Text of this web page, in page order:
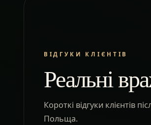
ВІДГУКИ КЛІЄНТІВ
Реальні
Короткі відгуки клієнтів
Польща.